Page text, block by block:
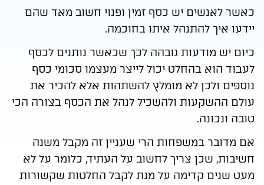
כאשר לאנשים יש כסף זמין ופנוי חשוב מאד שהם
יידעו איך להתנהל איתו בחוכמה.
כיום יש מודעות גובהה לכך שכאשר נותנים לכסף
לעבוד הוא בהחלט יכול לייצר מעצמו סכומי כסף
נוספים ולכן לא מומלץ להשתהות אלא להכיר את
עולם ההשקעות ולהשכיל לנהל את הכסף בצורה הכי
טובה ונכונה.
אם מדובר במשפחות הרי שעניין זה מקבל משנה
חשיבות, שכן צריך לחשוב על העתיד, כלומר על לא
מעט שנים קדימה על מנת לקבל החלטות שקשורות